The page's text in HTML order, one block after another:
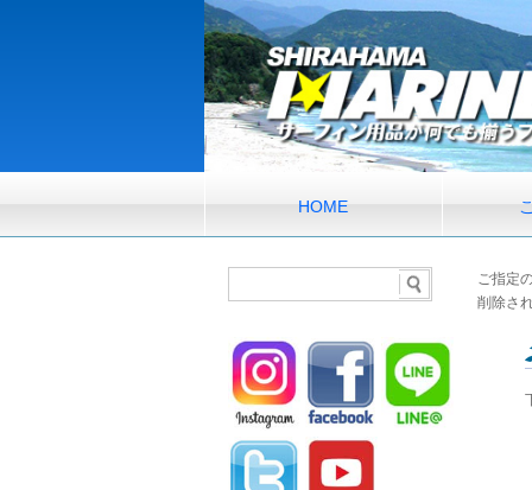
HOME
ご指定
削除さ